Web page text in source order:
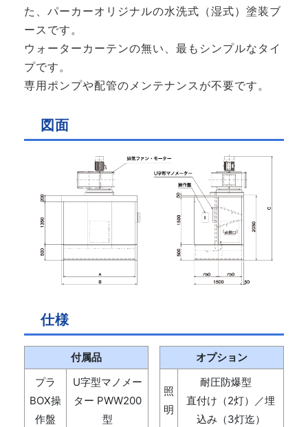
た、パーカーオリジナルの水洗式（湿式）塗装ブ
ースです。
ウォーターカーテンの無い、最もシンプルなタイ
プです。
専用ポンプや配管のメンテナンスが不要です。
図面
仕様
付属品
プラ
BOX操
作盤
U字型マノメー
ター PWW200
型
オプション
照
明
耐圧防爆型
直付け（2灯）／埋
込み（3灯迄）